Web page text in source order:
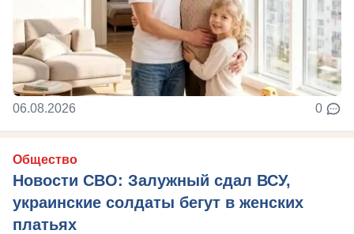
06.08.2026 0
Общество
Новости СВО: Залужный сдал ВСУ,
украинские солдаты бегут в женских
платьях